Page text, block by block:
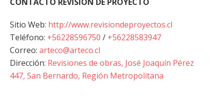
Sitio Web: http://www.revisiondeproyectos.cl
Teléfono: +56228596750 / +56228583947
Correo: arteco@arteco.cl
Dirección: Revisiones de obras, José Joaquín Pérez
447, San Bernardo, Región Metropolitana